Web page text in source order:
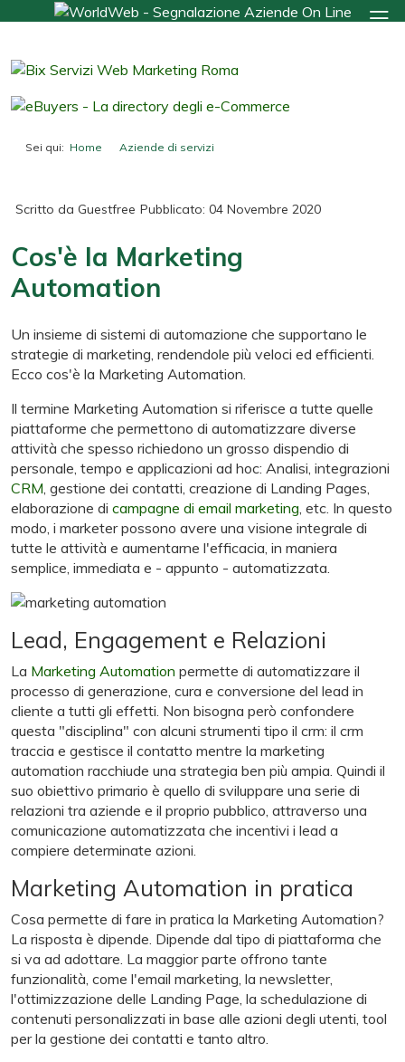
Sei qui: Home
Aziende di servizi
Scritto da Guestfree Pubblicato: 04 Novembre 2020
Cos'è la Marketing
Automation
Un insieme di sistemi di automazione che supportano le
strategie di marketing, rendendole più veloci ed efficienti.
Ecco cos'è la Marketing Automation.
Il termine Marketing Automation si riferisce a tutte quelle
piattaforme che permettono di automatizzare diverse
attività che spesso richiedono un grosso dispendio di
personale, tempo e applicazioni ad hoc: Analisi, integrazioni
CRM , gestione dei contatti, creazione di Landing Pages,
elaborazione di campagne di email marketing , etc. In questo
modo, i marketer possono avere una visione integrale di
tutte le attività e aumentarne l'efficacia, in maniera
semplice, immediata e - appunto - automatizzata.
Lead, Engagement e Relazioni
La Marketing Automation permette di automatizzare il
processo di generazione, cura e conversione del lead in
cliente a tutti gli effetti. Non bisogna però confondere
questa "disciplina" con alcuni strumenti tipo il crm: il crm
traccia e gestisce il contatto mentre la marketing
automation racchiude una strategia ben più ampia. Quindi il
suo obiettivo primario è quello di sviluppare una serie di
relazioni tra aziende e il proprio pubblico, attraverso una
comunicazione automatizzata che incentivi i lead a
compiere determinate azioni.
Marketing Automation in pratica
Cosa permette di fare in pratica la Marketing Automation?
La risposta è dipende. Dipende dal tipo di piattaforma che
si va ad adottare. La maggior parte offrono tante
funzionalità, come l'email marketing, la newsletter,
l'ottimizzazione delle Landing Page, la schedulazione di
contenuti personalizzati in base alle azioni degli utenti, tool
per la gestione dei contatti e tanto altro.